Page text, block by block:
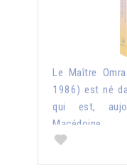
Le Maître
1986) est né
qui est,
Macédoine...